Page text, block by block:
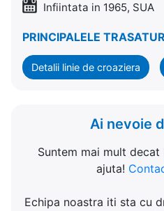
Infiintata in 1965, SUA
PRINCIPALELE
Detalii linie de croaziera
Ai nevoie
Suntem mai mult
ajuta!
Echipa noastra iti sta cu